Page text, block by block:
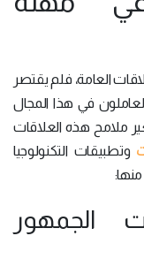
العامة، فلم يقتصر
في هذا المجال
ملامح هذه العلاقات
وتطبيقات التكنولوجيا
الجمهور